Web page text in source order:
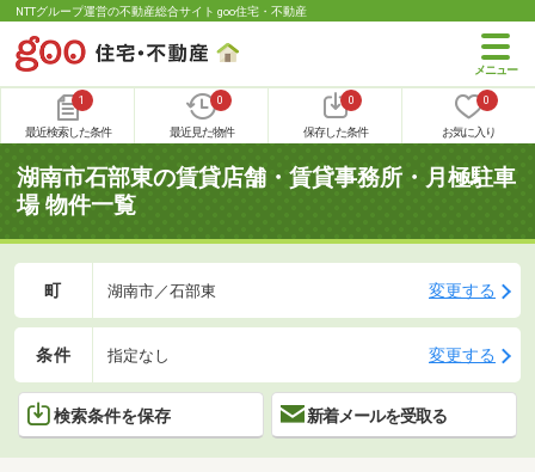
NTTグループ運営の不動産総合サイト goo住宅・不動産
1
最近検索した条件
0
最近見た物件
0
保存した条件
0
お気に入り
湖南市石部東の賃貸店舗・賃貸事務所・月極駐車
場 物件一覧
町 湖南市／石部東 変更する
条件 指定なし 変更する
検索条件を保存 新着メールを受取る